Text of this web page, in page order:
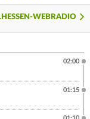
WEBRADIO
02:00
01:15